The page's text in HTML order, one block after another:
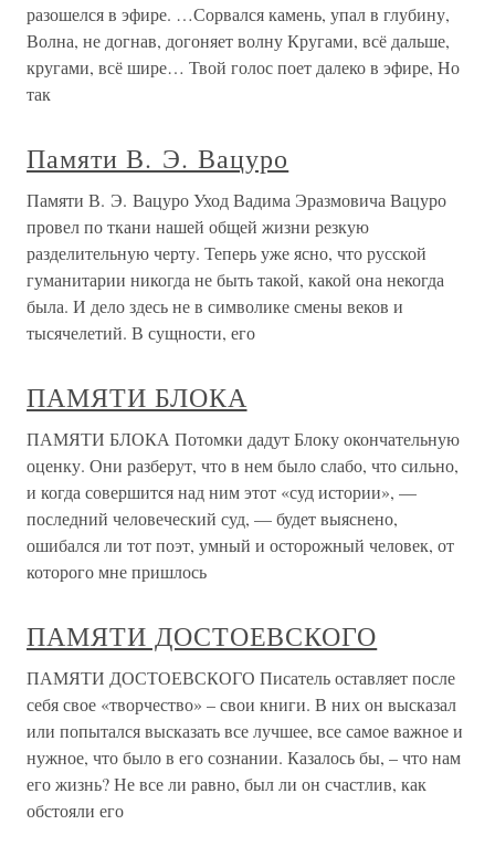
разошелся в эфире. …Сорвался камень, упал в глубину,
Волна, не догнав, догоняет волну Кругами, всё дальше,
кругами, всё шире… Твой голос поет далеко в эфире, Но
так
Памяти В. Э. Вацуро
Памяти В. Э. Вацуро Уход Вадима Эразмовича Вацуро
провел по ткани нашей общей жизни резкую
разделительную черту. Теперь уже ясно, что русской
гуманитарии никогда не быть такой, какой она некогда
была. И дело здесь не в символике смены веков и
тысячелетий. В сущности, его
ПАМЯТИ БЛОКА
ПАМЯТИ БЛОКА Потомки дадут Блоку окончательную
оценку. Они разберут, что в нем было слабо, что сильно,
и когда совершится над ним этот «суд истории», —
последний человеческий суд, — будет выяснено,
ошибался ли тот поэт, умный и осторожный человек, от
которого мне пришлось
ПАМЯТИ ДОСТОЕВСКОГО
ПАМЯТИ ДОСТОЕВСКОГО Писатель оставляет после
себя свое «творчество» – свои книги. В них он высказал
или попытался высказать все лучшее, все самое важное и
нужное, что было в его сознании. Казалось бы, – что нам
его жизнь? Не все ли равно, был ли он счастлив, как
обстояли его